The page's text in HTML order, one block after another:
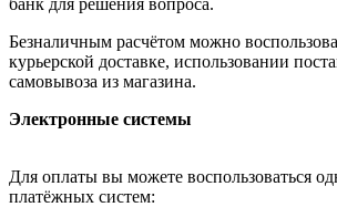
Безналичным расчётом можно
курьерской доставке, использовании
самовывоза из магазина.
Электронные системы
Для оплаты вы можете воспользоваться
платёжных систем: